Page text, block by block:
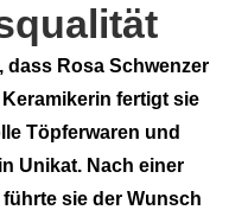
dass Rosa Schwenzer
fertigt sie
Töpferwaren und
Unikat. Nach einer
sie der Wunsch